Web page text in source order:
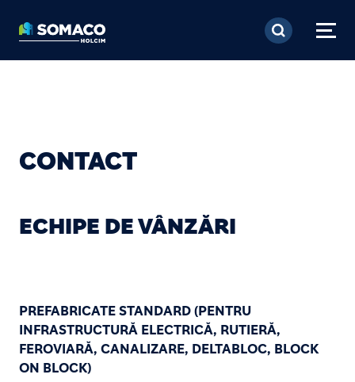
Mergi la conţinutul
CONTACT
ECHIPE DE VÂNZĂRI
PREFABRICATE STANDARD (PENTRU
INFRASTRUCTURĂ ELECTRICĂ, RUTIERĂ,
FEROVIARĂ, CANALIZARE, DELTABLOC, BLOCK
ON BLOCK)